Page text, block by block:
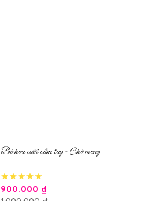
Bó hoa cưới cầm tay – Chờ mong
900.000 ₫